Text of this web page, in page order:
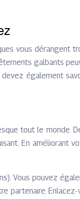
vous dérangent
galbants
également
tout le monde.
En améliorant
Vous pouvez
partenaire.